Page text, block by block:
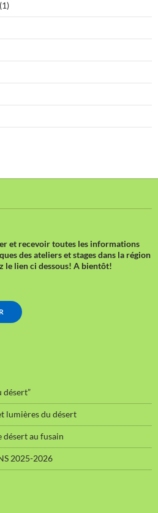
(1)
et recevoir toutes les informations
des ateliers et stages dans la région
le lien ci dessous! A bientôt!
désert”
lumières du désert
désert au fusain
2025-2026